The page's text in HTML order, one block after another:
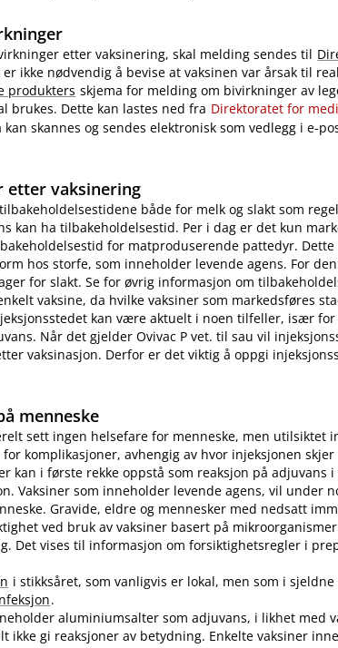
etter vaksinering, skal melding sendes til
er ikke nødvendig å bevise at vaksinen var årsak til
produkters skjema for melding om bivirkninger av
brukes. Dette kan lastes ned fra Direktoratet for
kan skannes og sendes elektronisk som vedlegg i e-
etter vaksinering
både for melk og slakt som
kan ha tilbakeholdelsestid. Per i dag er det kun
for matproduserende pattedyr. Dette
hos storfe, som inneholder levende agens. For
for slakt. Se for øvrig informasjon om
vaksine, da hvilke vaksiner som markedsføres
kan være aktuelt i noen tilfeller, især for
Når det gjelder Ovivac P vet. til sau vil
vaksinasjon. Derfor er det viktig å oppgi
menneske
sett ingen helsefare for menneske, men utilsiktet
komplikasjoner, avhengig av hvor injeksjonen skjer
kan i første rekke oppstå som reaksjon på adjuvans
Vaksiner som inneholder levende agens, vil under
Gravide, eldre og mennesker med nedsatt
ved bruk av vaksiner basert på
Det vises til informasjon om forsiktighetsregler i
i stikksåret, som vanligvis er lokal, men som i
.
aluminiumsalter som adjuvans, i likhet med
ikke gi reaksjoner av betydning. Enkelte vaksiner